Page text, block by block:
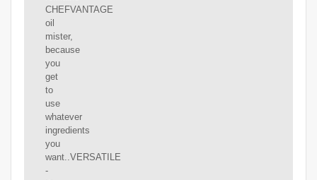
CHEFVANTAGE
oil
mister,
because
you
get
to
use
whatever
ingredients
you
want..VERSATILE
-